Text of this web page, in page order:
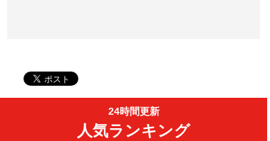
24時間更新
人気ランキング